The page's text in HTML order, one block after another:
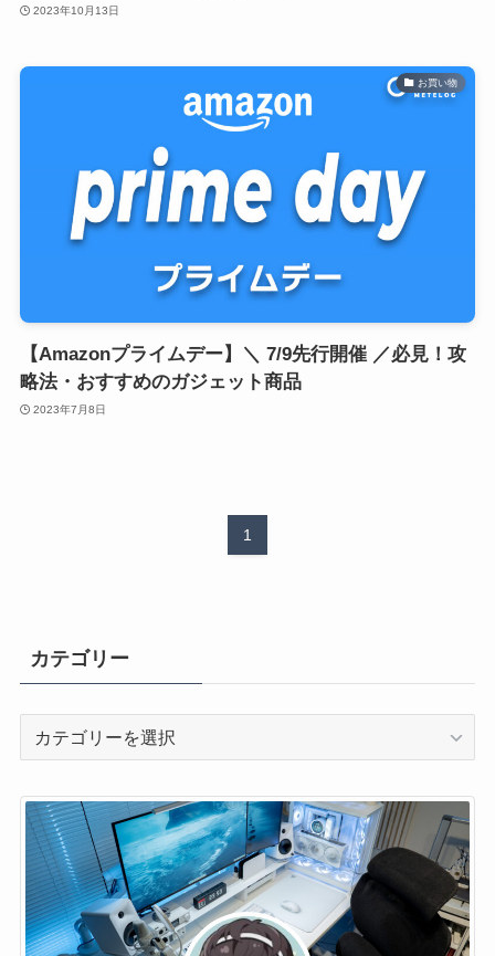
2023年10月13日
お買い物
【Amazonプライムデー】＼ 7/9先行開催 ／必見！攻
略法・おすすめのガジェット商品
2023年7月8日
1
カテゴリー
リ
ー